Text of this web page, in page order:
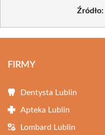
Źródło:
FIRMY
Dentysta Lublin
Apteka Lublin
Lombard Lublin